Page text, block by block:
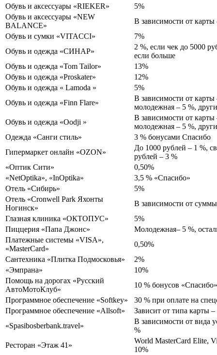
Обувь и аксессуары «RIEKER»
5%
Обувь и аксессуары «NEW
BALANCE»
В зависимости от карты
Обувь и сумки «VITACCI»
7%
Обувь и одежда «СИНАР»
2 %, если чек до 5000
если больше
Обувь и одежда «Tom Tailor»
13%
Обувь и одежда «Proskater»
12%
Обувь и одежда « Lamoda »
5%
Обувь и одежда «Finn Flare»
В зависимости от карты
молодежная – 5 %,
Обувь и одежда «Oodji »
В зависимости от карты
молодежная – 5 %,
Одежда «Санги стиль»
3 % бонусами Спасибо
Гипермаркет онлайн «OZON»
До 1000 рублей – 1 %,
рублей – 3 %
«Оптик Сити»
0,50%
«NetOptika», «InOptika»
3,5 % «Спасибо»
Отель «Сибирь»
5%
Отель «Cronwell Park Яхонты
Ногинск»
В зависимости от
Глазная клиника «ОКТОПУС»
5%
Пиццерия «Папа Джонс»
Молодежная– 5 %,
Платежные системы «VISA»,
«MasterCard»
0,50%
Сантехника «Плитка Подмосковья»
2%
«Эмпрана»
10%
Помощь на дорогах «Русский
АвтоМотоКлуб»
10 % бонусов «Спасибо»
Программное обеспечение «Softkey»
30 % при оплате на
Программное обеспечение «Allsoft»
Зависит от типа карты
«Spasibosberbank.travel»
В зависимости от вида
%
Ресторан «Этаж 41»
World MasterCard Elite,
10%